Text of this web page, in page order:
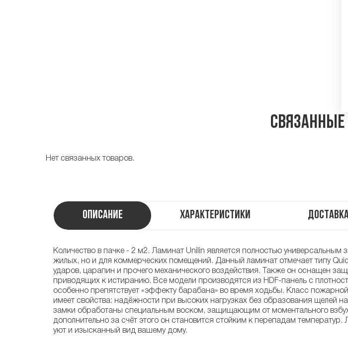
Нет связанных товаров.
Описание Характеристики
Количество в пачке - 2 м2. Ламинат Unilin является полностью универсальным
жилых, но и для коммерческих помещений. Данный ламинат отмечает типу
ударов, царапин и прочего механического воздействия. Также он оснащен
приводящих к истиранию. Все модели производятся из HDF-панель с
особенно препятствует «эффекту барабана» во время ходьбы. Класс
имеет свойства: надёжности при высоких нагрузках без образования щелей
замки обработаны специальным воском, защищающим от моментального
дополнительно за счёт этого он становится стойким к перепадам
уют и изысканный вид вашему дому.